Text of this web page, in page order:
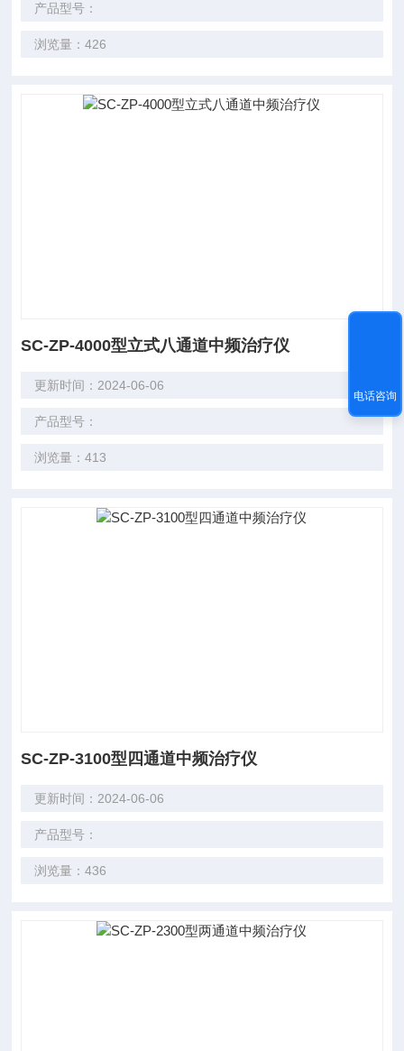
产品型号：
浏览量：426
SC-ZP-4000型立式八通道中频治疗仪
更新时间：2024-06-06
产品型号：
浏览量：413
SC-ZP-3100型四通道中频治疗仪
更新时间：2024-06-06
产品型号：
浏览量：436
电话咨询